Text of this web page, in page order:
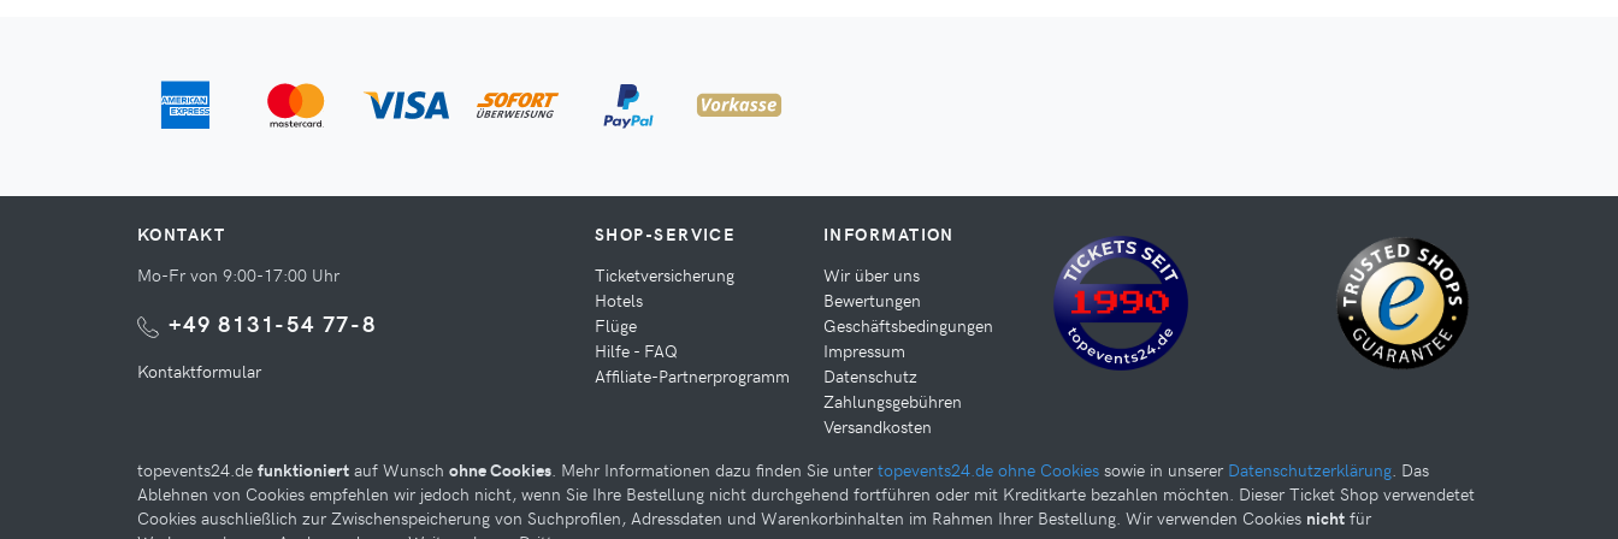
KONTAKT
Mo-Fr von 9:00-17:00 Uhr
+49 8131-54 77-8
Kontaktformular
SHOP-SERVICE
Ticketversicherung
Hotels
Flüge
Hilfe - FAQ
Affiliate-Partnerprogramm
INFORMATION
Wir über uns
Bewertungen
Geschäftsbedingungen
Impressum
Datenschutz
Zahlungsgebühren
Versandkosten
Diese Website kann Cookies verwenden. Bitte nehmen Sie weiter unten Ihre
topevents24.de funktioniert auf Wunsch ohne Cookies . Mehr Informationen dazu finden Sie unter topevents24.de ohne Cookies sowie in unserer Datenschutzerklärung . Das
Ablehnen von Cookies empfehlen wir jedoch nicht, wenn Sie Ihre Bestellung nicht durchgehend fortführen oder mit Kreditkarte bezahlen möchten. Dieser Ticket Shop verwendetet
Cookies auschließlich zur Zwischenspeicherung von Suchprofilen, Adressdaten und Warenkorbinhalten im Rahmen Ihrer Bestellung. Wir verwenden Cookies nicht für